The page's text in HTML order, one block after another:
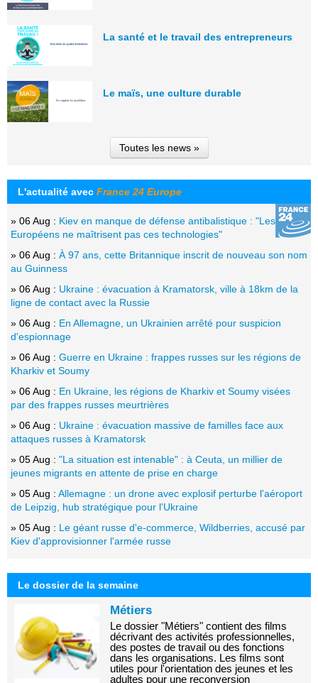
La santé et le travail des entrepreneurs
Le maïs, une culture durable
Toutes les news »
L'actualité avec France 24 Europe
» 06 Aug : Kiev en manque de défense antibalistique : "Les
Européens ne maîtrisent pas ces technologies"
» 06 Aug : À 97 ans, cette Britannique inscrit de nouveau son nom
au Guinness
» 06 Aug : Ukraine : évacuation à Kramatorsk, ville à 18km de la
ligne de contact avec la Russie
» 06 Aug : En Allemagne, un Ukrainien arrêté pour suspicion
d'espionnage
» 06 Aug : Guerre en Ukraine : frappes russes sur les régions de
Kharkiv et Soumy
» 06 Aug : En Ukraine, les régions de Kharkiv et Soumy visées
par des frappes russes meurtrières
» 06 Aug : Ukraine : évacuation massive de familles face aux
attaques russes à Kramatorsk
» 05 Aug : "La situation est intenable" : à Ceuta, un millier de
jeunes migrants en attente de prise en charge
» 05 Aug : Allemagne : un drone avec explosif perturbe l'aéroport
de Leipzig, hub stratégique pour l'Ukraine
» 05 Aug : Le géant russe d'e-commerce, Wildberries, accusé par
Kiev d'approvisionner l'armée russe
Le dossier de la semaine
Métiers
Le dossier "Métiers" contient des films
décrivant des activités professionnelles,
des postes de travail ou des fonctions
dans les organisations. Les films sont
utiles pour l'orientation des jeunes et les
adultes pour une reconversion